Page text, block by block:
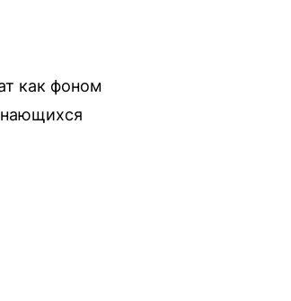
как фоном